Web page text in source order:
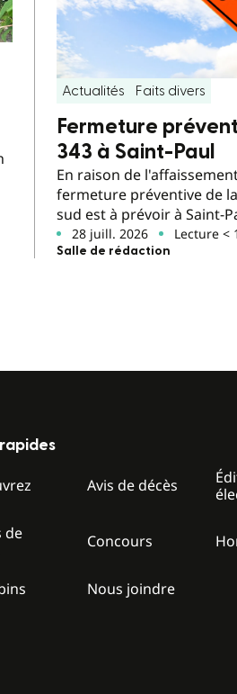
Actualités Faits divers
Fermeture
343 à Saint-Paul
En raison de
fermeture préventive de
sud est à prévoir à Saint-
28 juill. 2026 Lecture <
Salle de rédaction
rapides
Avis de décès
de
Concours
Nous joindre